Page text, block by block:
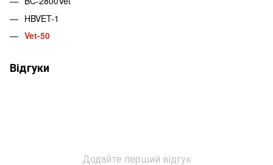
HBVET-1
Vet-50
Відгуки
Додайте перший відгук